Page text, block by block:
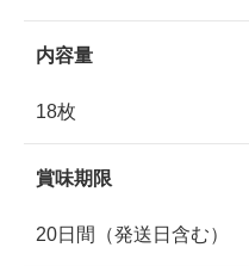
内容量
18枚
賞味期限
20日間（発送日含む）